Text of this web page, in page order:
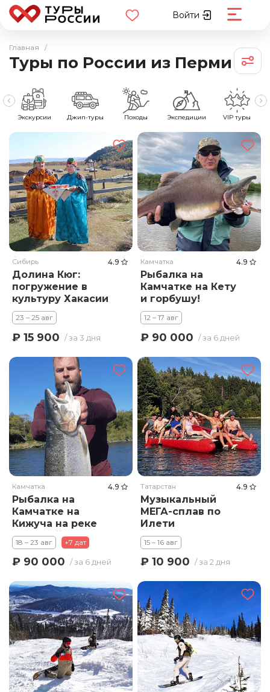
Войти
Главная /
Туры по России из Перми
Экскурсии Джип-туры Походы Экспедиции VIP туры
Сибирь 4.9
Долина Кюг:
погружение в
культуру Хакасии
23 – 25 авг
₽ 15 900 / за 3 дня
Камчатка 4.9
Рыбалка на
Камчатке на Кету
и горбушу!
12 – 17 авг
₽ 90 000 / за 6 дней
Камчатка 4.9
Рыбалка на
Камчатке на
Кижуча на реке
Большой!
18 – 23 авг +7 дат
₽ 90 000 / за 6 дней
Татарстан 4.9
Музыкальный
МЕГА-сплав по
Илети
15 – 16 авг
₽ 10 900 / за 2 дня